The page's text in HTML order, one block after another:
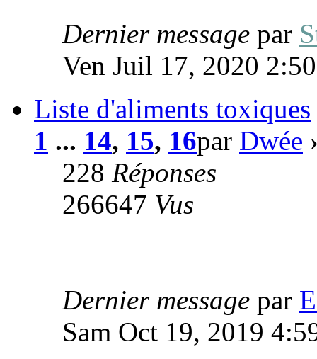
Dernier message par
Ven Juil 17, 2020
Liste d'aliments toxiques
1 ... 14, 15, 16par Dwée
228 Réponses
266647 Vus
Dernier message par
Sam Oct 19, 2019